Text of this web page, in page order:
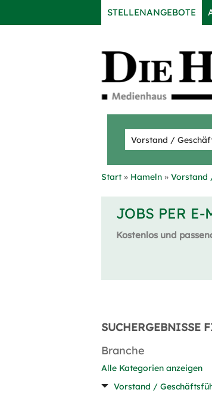
STELLENANGEBOTE
Start Hameln Vorstand
JOBS PER E-
Kostenlos und
SUCHERGEBNISSE
Branche
Alle Kategorien anzeigen
Vorstand /